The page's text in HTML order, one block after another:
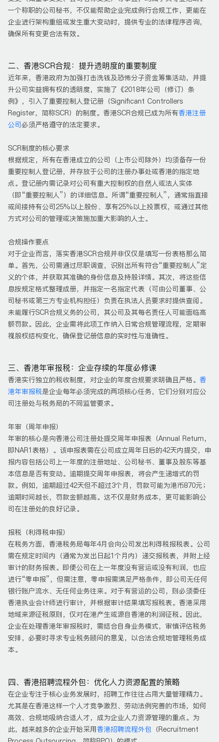
一个称职的公司秘书，不仅能帮助企业完成例行合规工作，更能在
企业进行架构重组或发生重大变动时，提供专业的法律程序咨询，
确保所有变更合法有效。
二、香港SCR合规：提升透明度的重要制度
近年来，香港政府为加强打击洗钱及恐怖分子资金筹集活动，并提
升公司实益拥有权的透明度，实施了《2018年公司（修订）条
例》，引入了重要控制人登记册（Significant Controllers
Register，简称SCR）的制度。香港SCR合规已成为所有香港注册
公司必须严格遵守的法定要求。
SCR制度的核心要求
根据规定，所有在香港成立的公司（上市公司除外）均须备存一份
重要控制人登记册，并存放于公司的注册办事处或香港的指定地
点。登记册内需记录对公司有重大控制权的自然人或法人实体
（即“重要控制人”）的详细信息。所谓“重要控制人”，通常指直接
或间接持有公司25%以上股份、享有25%以上投票权，或通过其他
方式对公司的管理或决策施加重大影响的人士。
合规操作要点
对于企业而言，落实香港SCR合规并非仅仅是填写一份表格那么简
单。首先，公司需通过尽职调查，识别出所有符合“重要控制人”定
义的个体，并获取其准确的身份信息及持股详情。其次，将这些信
息按规定格式整理成册，并指定一名指定代表（可由公司董事、公
司秘书或第三方专业机构担任）负责在执法人员要求时提供查阅。
未能履行SCR合规义务的公司，其公司及其每名责任人可能面临高
额罚款。因此，企业需将此项工作纳入日常合规管理流程，定期审
视股权结构变化，确保登记册信息的实时性与准确性。
三、香港年审报税：企业存续的年度必修课
香港实行独立的税收制度，对企业的年度合规要求明确且严格。 香
港年审报税是企业每年必须完成的两项核心任务，它们分别对应公
司注册处与税务局的不同监管要求。
年审（周年申报）
年审的核心是向香港公司注册处提交周年申报表（Annual Return，
即NAR1表格）。该申报表需在公司成立周年日后的42天内提交，申
报内容包括公司上一年度的注册地址、公司秘书、董事及股东等基
本信息是否有变动。逾期提交周年申报表，将会产生递增式的罚
款。例如，逾期超过42天但不超过3个月，罚款可能为港币870元；
逾期时间越长，罚款金额越高。这不仅是财务成本，更可能影响公
司在注册处的良好记录。
报税（利得税申报）
在税务方面，香港税务局每年4月会向公司发出利得税报税表。公司
需在规定时间内（通常为发出日起1个月内）递交报税表，并附上经
审计的财务报表。即便公司在上一年度没有营运或没有利润，也应
进行“零申报”，但需注意，零申报需满足严格条件，即公司无任何
银行账户流水、无任何业务往来。对于有营运的公司，则必须委任
香港执业会计师进行审计，并根据审计结果填写报税表。香港采用
地域来源征税原则，仅对在港产生或源自香港的利润征税。因此，
企业在处理香港年审报税时，需结合自身业务模式，审慎评估税务
安排，必要时寻求专业税务顾问的意见，以合法合规地管理税务成
本。
四、香港招聘流程外包：优化人力资源配置的策略
在企业专注于核心业务发展时，招聘工作往往占用大量管理精力。
尤其是在香港这样一个人才竞争激烈、劳动法例完善的市场，如何
高效、合规地吸纳合适人才，成为企业人力资源管理的重点。为
此，越来越多的企业开始采用香港招聘流程外包 （Recruitment